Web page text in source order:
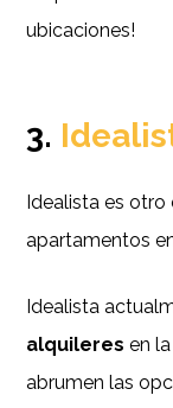
ubicaciones!
3.
Idealista es
apartamentos
Idealista
alquileres en
abrumen las